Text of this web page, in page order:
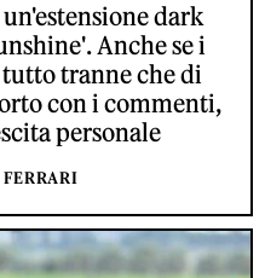
dark
Anche se i
tranne che di
con i commenti,
personale